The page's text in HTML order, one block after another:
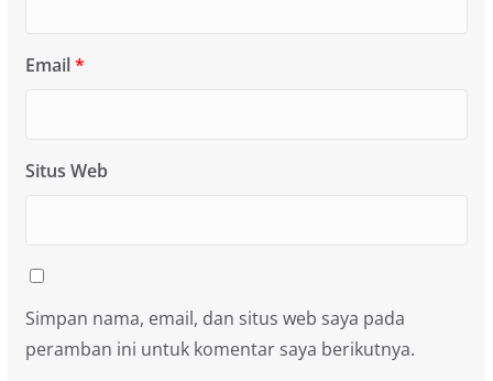
Email*
Situs Web
Simpan nama, email, dan situs web saya pada
peramban ini untuk komentar saya berikutnya.